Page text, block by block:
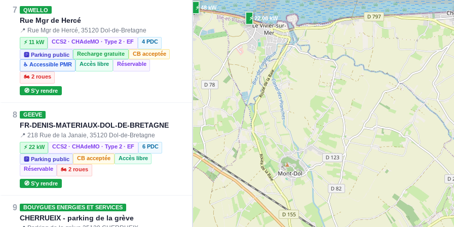
7 QWELLO
Rue Mgr de Hercé
📍 Rue Mgr de Hercé, 35120 Dol-de-Bretagne
⚡ 11 kW CCS2 · CHAdeMO · Type 2 · EF 4 PDC
🅿️ Parking public Recharge gratuite
CB acceptée
♿ Accessible PMR
Accès libre Réservable
🏍️ 2 roues
🧭 S'y rendre
8 GEEVE
FR-DENIS-MATERIAUX-DOL-DE-BRETAGNE
📍 218 Rue de la Janaie, 35120 Dol-de-Bretagne
⚡ 22 kW CCS2 · CHAdeMO · Type 2 · EF 6 PDC
🅿️ Parking public CB acceptée
Accès libre
Réservable
🏍️ 2 roues
🧭 S'y rendre
9 BOUYGUES ENERGIES ET SERVICES
CHERRUEIX - parking de la grève
⚡ 48 kW
⚡ 22.08 kW